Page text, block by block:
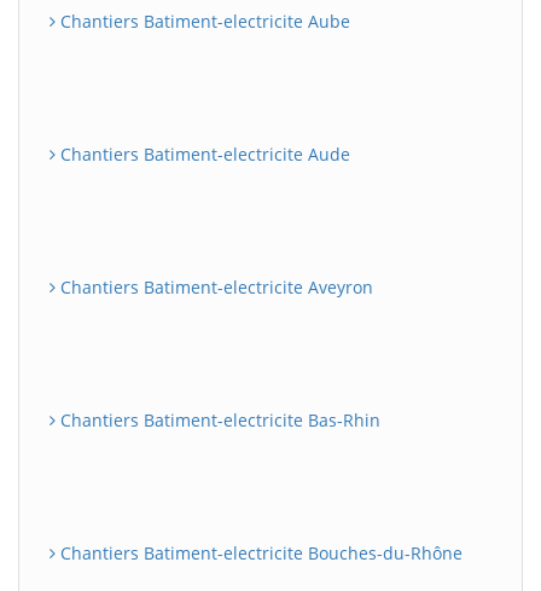
Chantiers Batiment-electricite Aube
Chantiers Batiment-electricite Aude
Chantiers Batiment-electricite Aveyron
Chantiers Batiment-electricite Bas-Rhin
Chantiers Batiment-electricite Bouches-du-Rhône